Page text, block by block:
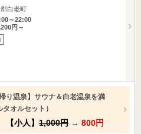
白老町
～22:00
円～
り温泉】サウナ＆白老温泉を満
オルセット）
【小人】 1,000円 → 800円